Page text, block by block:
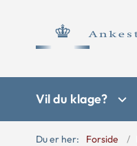
Vil du klage?
Du er her: Forside